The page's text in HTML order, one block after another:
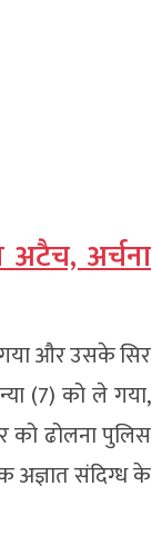
अर्चना
और उसके सिर
(7) को ले गया,
को ढोलना पुलिस
अज्ञात संदिग्ध के